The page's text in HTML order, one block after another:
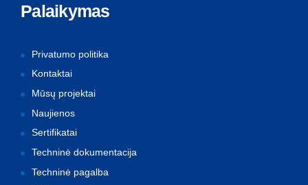
Palaikymas
Privatumo politika
Kontaktai
Mūsų projektai
Naujienos
Sertifikatai
Techninė dokumentacija
Techninė pagalba